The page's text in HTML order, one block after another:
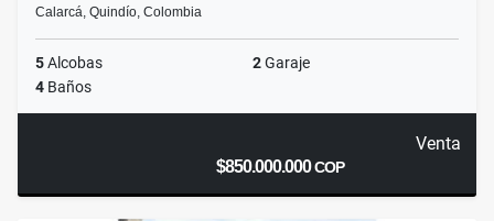
Calarcá, Quindío, Colombia
5Alcobas 2Garaje
4 Baños
Venta
$850.000.000COP